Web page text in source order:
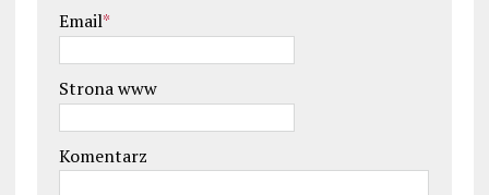
Email*
Strona www
Komentarz